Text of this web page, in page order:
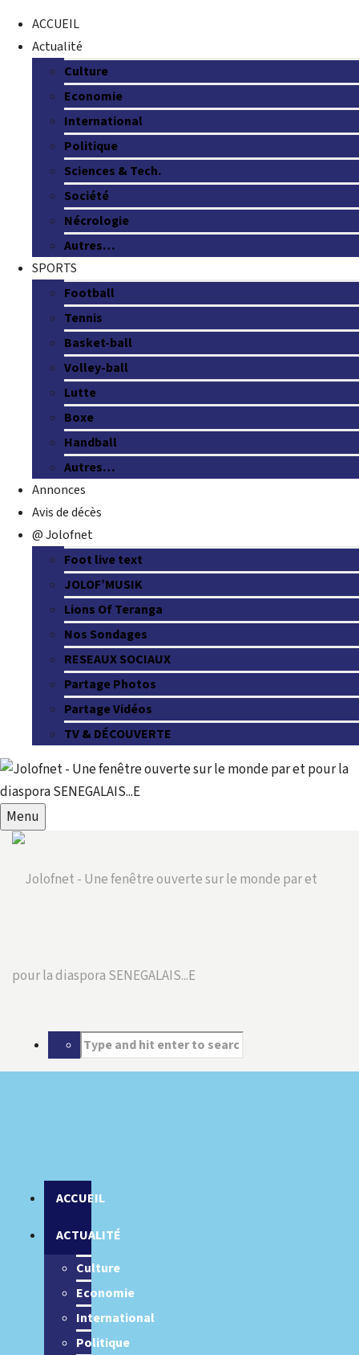
ACCUEIL
Actualité
Culture
Economie
International
Politique
Sciences & Tech.
Société
Nécrologie
Autres…
SPORTS
Football
Tennis
Basket-ball
Volley-ball
Lutte
Boxe
Handball
Autres…
Annonces
Avis de décès
@ Jolofnet
Foot live text
JOLOF’MUSIK
Lions Of Teranga
Nos Sondages
RESEAUX SOCIAUX
Partage Photos
Partage Vidéos
TV & DÉCOUVERTE
Menu
ACCUEIL
ACTUALITÉ
Culture
Economie
International
Politique